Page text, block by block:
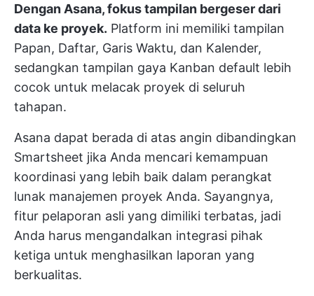
Dengan Asana, fokus tampilan bergeser dari
data ke proyek. Platform ini memiliki tampilan
Papan, Daftar, Garis Waktu, dan Kalender,
sedangkan tampilan gaya Kanban default lebih
cocok untuk melacak proyek di seluruh
tahapan.
Asana dapat berada di atas angin dibandingkan
Smartsheet jika Anda mencari kemampuan
koordinasi yang lebih baik dalam perangkat
lunak manajemen proyek Anda. Sayangnya,
fitur pelaporan asli yang dimiliki terbatas, jadi
Anda harus mengandalkan integrasi pihak
ketiga untuk menghasilkan laporan yang
berkualitas.